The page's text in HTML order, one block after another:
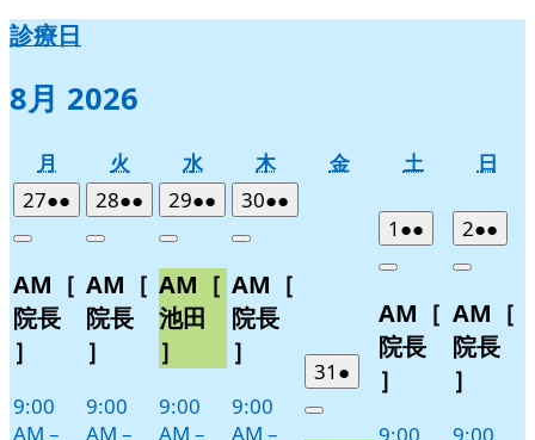
診療日
8月 2026
月
曜
日
火
曜
日
水水
曜
日
木木
曜
日
金金
土土
日
日
日
272026
年
月
27
日
●●
件
イ
ベ
ト)
Close
AM［
院長
］
9:00
AM –
282026
年
月
28
日
●●
件
イ
ベ
ト)
Close
AM［
院長
］
9:00
AM –
292026
年
月
29
日
●●
件
イ
ベ
ト)
Close
AM［
池田
］
9:00
AM –
302026
年
月
30
日
●●
件
イ
Close
AM［
院長
］
9:00
AM –
31 2026
年
●
件
Close
1 2026
年
月
1
日
●●
件
イ
ベ
Close
AM［
院長
］
22026
年
月
2
日
●●
件
イ
ベ
Close
AM［
院長
］